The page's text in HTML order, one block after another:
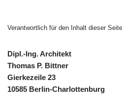
Verantwortlich für den Inhalt dieser
Dipl.-Ing. Architekt
Thomas P. Bittner
Gierkezeile 23
10585 Berlin-Charlottenburg